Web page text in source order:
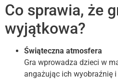
Co sprawia, że
wyjątkowa?
Świąteczna atmosfera
Gra wprowadza dzieci w
angażując ich wyobraźnię